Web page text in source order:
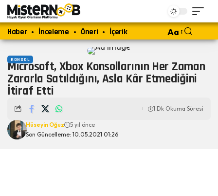
Haber İnceleme Öneri İçerik Aa
KONSOL
Microsoft, Xbox Konsollarının Her Zaman
Zararla Satıldığını, Asla Kâr Etmediğini
İtiraf Etti
Son Güncelleme: 10.05.2021 01:26
Hüseyin Oğuz 5 yıl önce
1 Dk Okuma Süresi